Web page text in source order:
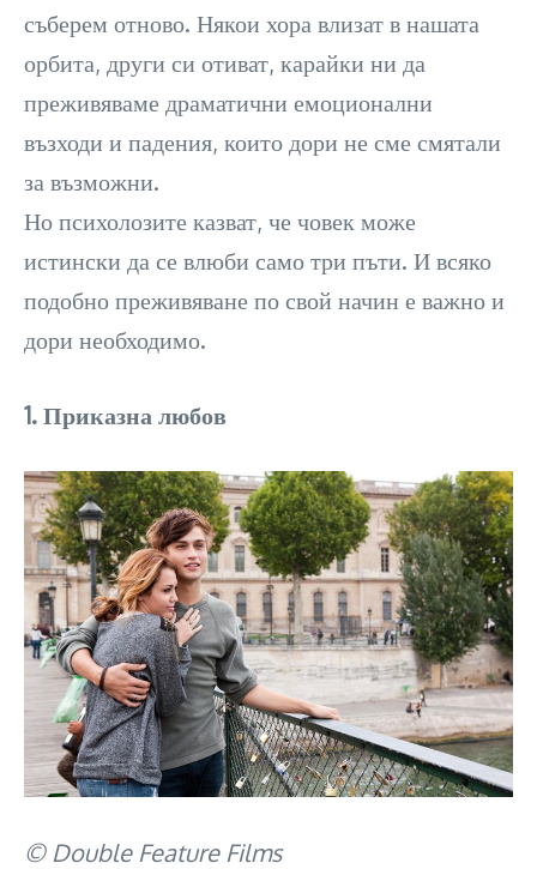
съберем отново. Някои хора влизат в нашата
орбита, други си отиват, карайки ни да
преживяваме драматични емоционални
възходи и падения, които дори не сме смятали
за възможни.
Но психолозите казват, че човек може
истински да се влюби само три пъти. И всяко
подобно преживяване по свой начин е важно и
дори необходимо.
1. Приказна любов
© Double Feature Films